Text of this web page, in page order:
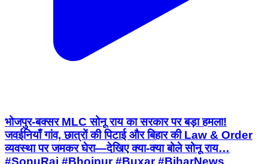
भोजपुर-बक्सर MLC सोनू राय का सरकार पर बड़ा हमला!
जवईनियाँ गांव, छात्रों की पिटाई और बिहार की Law & Order
व्यवस्था पर जमकर घेरा—देखिए क्या-क्या बोले सोनू राय…
#SonuRai #Bhojpur #Buxar #BiharNews